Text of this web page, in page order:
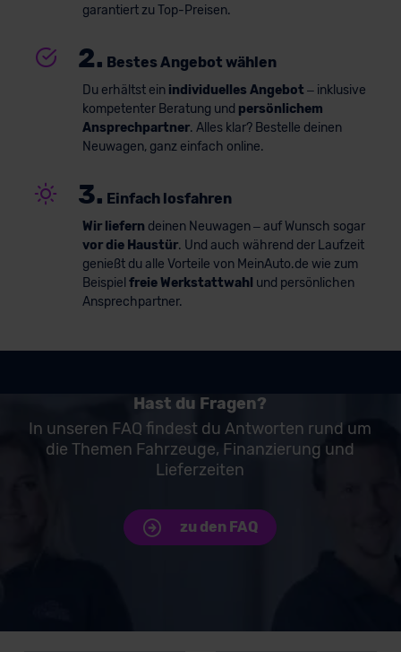
garantiert zu Top-Preisen.
2. Bestes Angebot wählen
Du erhältst ein individuelles Angebot – inklusive
kompetenter Beratung und persönlichem
Ansprechpartner. Alles klar? Bestelle deinen
Neuwagen, ganz einfach online.
3. Einfach losfahren
Wir liefern deinen Neuwagen – auf Wunsch sogar
vor die Haustür. Und auch während der Laufzeit
genießt du alle Vorteile von MeinAuto.de wie zum
Beispiel freie Werkstattwahl und persönlichen
Ansprechpartner.
Hast du Fragen?
In unseren FAQ findest du Antworten rund um
die Themen Fahrzeuge, Finanzierung und
Lieferzeiten
zu den FAQ